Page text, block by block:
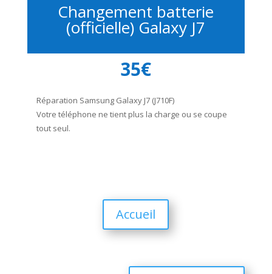
Changement batterie
(officielle) Galaxy J7
35€
Réparation Samsung Galaxy J7 (J710F)
Votre téléphone ne tient plus la charge ou se coupe
tout seul.
Accueil